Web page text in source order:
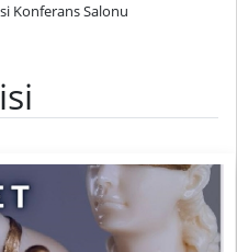
Konferans Salonu